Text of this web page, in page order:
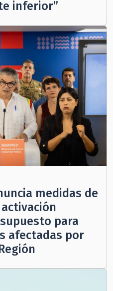
inferior”
medidas de
para
afectadas por